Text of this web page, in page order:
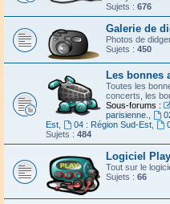
Sujets : 676
Galerie de
Photos de
Sujets : 450
Les bonnes
Toutes les
concerts, les
Sous-forums :
parisienne.
Est
04 : Région Sud-Est,
Sujets : 484
Logiciel
Tout sur le
Sujets : 66